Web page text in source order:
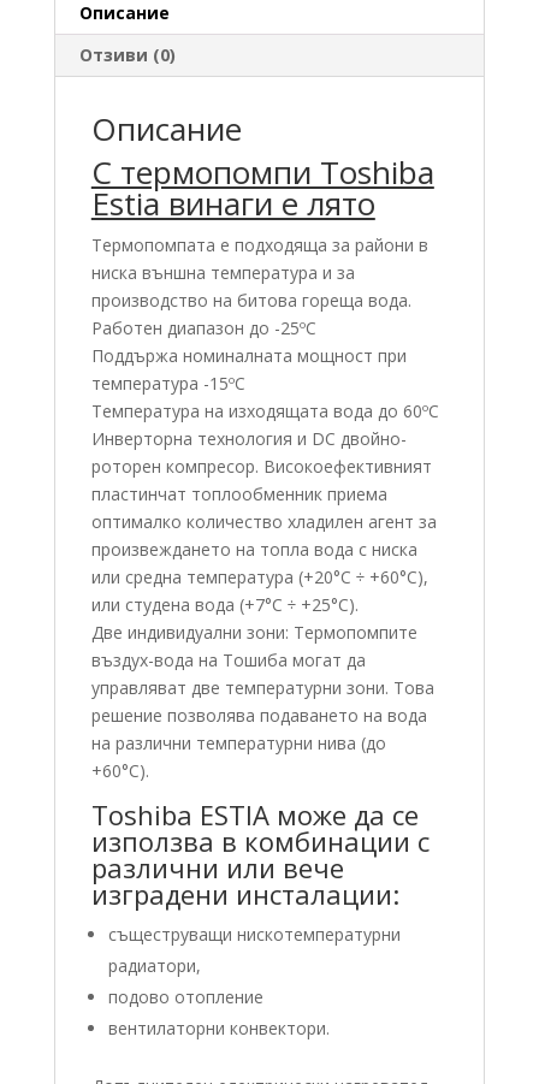
Описание
Отзиви (0)
Описание
С термопомпи Toshiba
Estia винаги е лято
Термопомпата е подходяща за райони в
ниска външна температура и за
производство на битова гореща вода.
Работен диапазон до -25ºС
Поддържа номиналната мощност при
температура -15ºС
Температура на изходящата вода до 60ºС
Инверторна технология и DC двойно-
роторен компресор. Високоефективният
пластинчат топлообменник приема
оптималко количество хладилен агент за
произвеждането на топла вода с ниска
или средна температура (+20°C ÷ +60°C),
или студена вода (+7°C ÷ +25°C).
Две индивидуални зони: Термопомпите
въздух-вода на Тошиба могат да
управляват две температурни зони. Това
решение позволява подаването на вода
на различни температурни нива (до
+60°C).
Toshiba ESTIA може да се
използва в комбинации с
различни или вече
изградени инсталации:
същеструващи нискотемпературни
радиатори,
подово отопление
вентилаторни конвектори.